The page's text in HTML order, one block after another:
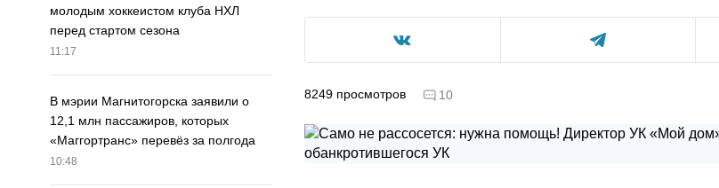
молодым хоккеистом клуба НХЛ
перед стартом сезона
11:17
В мэрии Магнитогорска заявили о
12,1 млн пассажиров, которых
«Маггортранс» перевёз за полгода
10:48
8249 просмотров 10